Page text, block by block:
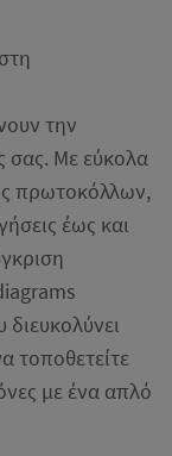
την
σας. Με εύκολα
πρωτοκόλλων,
έως και
τοποθετείτε
με ένα απλό